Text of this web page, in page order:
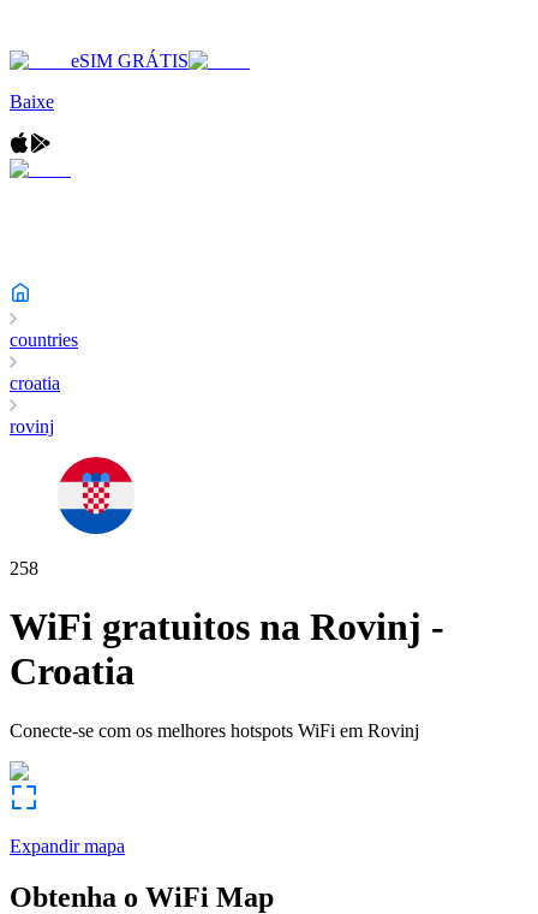
eSIM GRÁTIS
Baixe
countries
croatia
rovinj
258
WiFi gratuitos na Rovinj -
Croatia
Conecte-se com os melhores hotspots WiFi em Rovinj
Expandir mapa
Obtenha o WiFi Map